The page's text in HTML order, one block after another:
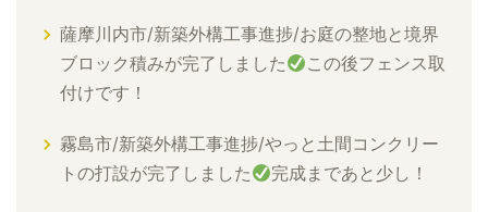
薩摩川内市/新築外構工事進捗/お庭の整地と境界
ブロック積みが完了しました
この後フェンス取
付けです！
霧島市/新築外構工事進捗/やっと土間コンクリー
トの打設が完了しました
完成まであと少し！